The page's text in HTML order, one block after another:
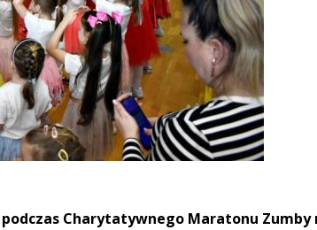
podczas Charytatywnego Maratonu Zumby